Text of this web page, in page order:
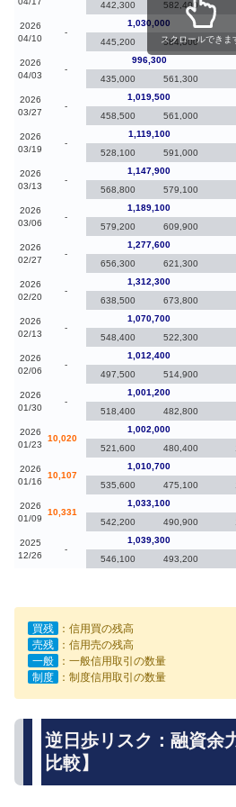
442,300
582,400
2026
04/10
-
1,030,000
445,200
584,800
2026
04/03
-
996,300
435,000
561,300
2026
03/27
-
1,019,500
458,500
561,000
2026
03/19
-
1,119,100
528,100
591,000
2026
03/13
-
1,147,900
568,800
579,100
2026
03/06
-
1,189,100
579,200
609,900
2026
02/27
-
1,277,600
656,300
621,300
2026
02/20
-
1,312,300
638,500
673,800
2026
02/13
-
1,070,700
548,400
522,300
2026
02/06
-
1,012,400
497,500
514,900
2026
01/30
-
1,001,200
518,400
482,800
2026
01/23
10,020
1,002,000
521,600
480,400
2026
01/16
10,107
1,010,700
535,600
475,100
2026
01/09
10,331
1,033,100
542,200
490,900
2025
12/26
-
1,039,300
546,100
493,200
スクロールできま
買残
：信用買の残高
売残
：信用売の残高
一般
：一般信用取引の数量
制度
：制度信用取引の数量
逆日歩リスク：融資余
比較】